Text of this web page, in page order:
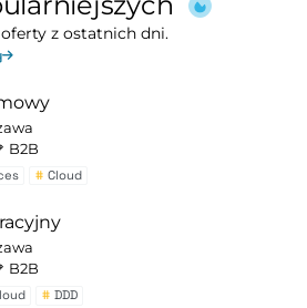
z ostatnich dni.
B2B
# Cloud
B2B
# DDD